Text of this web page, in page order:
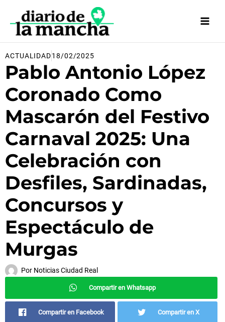
contenido
ACTUALIDAD18/02/2025
Pablo Antonio López
Coronado Como
Mascarón del Festivo
Carnaval 2025: Una
Celebración con
Desfiles, Sardinadas,
Concursos y
Espectáculo de
Murgas
Por Noticias Ciudad Real
Compartir en Whatsapp
Compartir en Facebook Compartir en X